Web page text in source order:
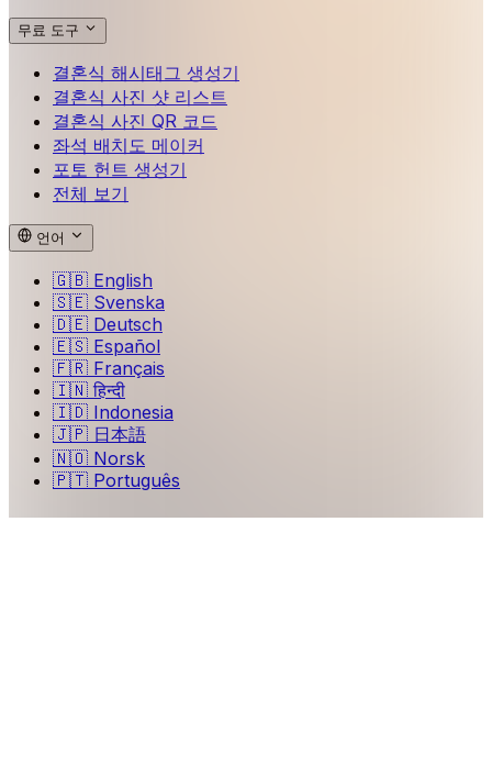
무료 도구
결혼식 해시태그 생성기
결혼식 사진 샷 리스트
결혼식 사진 QR 코드
좌석 배치도 메이커
포토 헌트 생성기
전체 보기
언어
🇬🇧 English
🇸🇪 Svenska
🇩🇪 Deutsch
🇪🇸 Español
🇫🇷 Français
🇮🇳 हिन्दी
🇮🇩 Indonesia
🇯🇵 日本語
🇳🇴 Norsk
🇵🇹 Português